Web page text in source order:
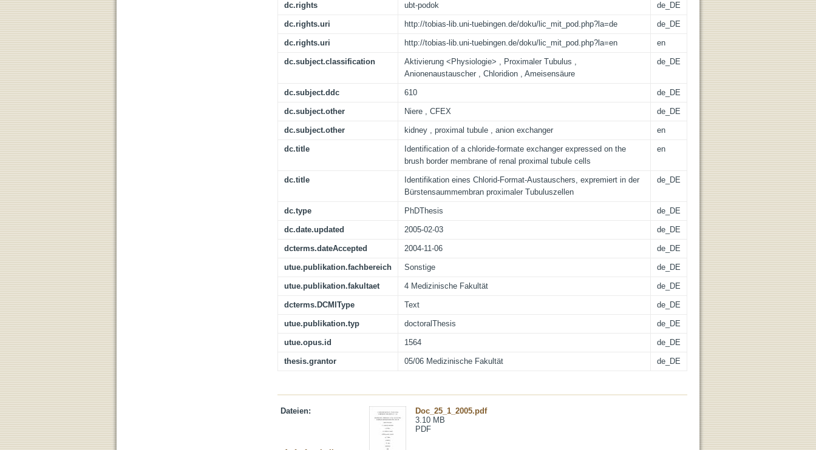
dc.rights ubt-podok de_DE
dc.rights.uri http://tobias-lib.uni-tuebingen.de/doku/lic_mit_pod.php?la=de de_DE
dc.rights.uri http://tobias-lib.uni-tuebingen.de/doku/lic_mit_pod.php?la=en en
dc.subject.classification
Aktivierung <Physiologie> , Proximaler Tubulus ,
Anionenaustauscher , Chloridion , Ameisensäure
de_DE
dc.subject.ddc 610 de_DE
dc.subject.other Niere , CFEX de_DE
dc.subject.other kidney , proximal tubule , anion exchanger en
dc.title
Identification of a chloride-formate exchanger expressed on the
brush border membrane of renal proximal tubule cells
en
dc.title
Identifikation eines Chlorid-Format-Austauschers, expremiert in der
Bürstensaummembran proximaler Tubuluszellen
de_DE
dc.type PhDThesis de_DE
dc.date.updated 2005-02-03 de_DE
dcterms.dateAccepted 2004-11-06 de_DE
utue.publikation.fachbereich Sonstige de_DE
utue.publikation.fakultaet 4 Medizinische Fakultät de_DE
dcterms.DCMIType Text de_DE
utue.publikation.typ doctoralThesis de_DE
utue.opus.id 1564 de_DE
thesis.grantor 05/06 Medizinische Fakultät de_DE
Dateien:
Doc_25_1_2005.pdf
3.10 MB
PDF